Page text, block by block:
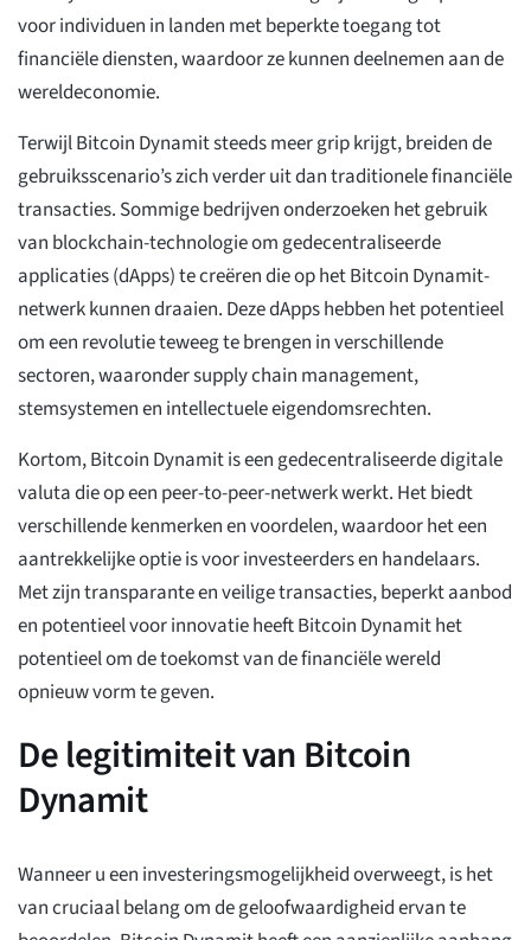
voor individuen in landen met beperkte toegang tot
financiële diensten, waardoor ze kunnen deelnemen aan de
wereldeconomie.
Terwijl Bitcoin Dynamit steeds meer grip krijgt, breiden de
gebruiksscenario’s zich verder uit dan traditionele financiële
transacties. Sommige bedrijven onderzoeken het gebruik
van blockchain-technologie om gedecentraliseerde
applicaties (dApps) te creëren die op het Bitcoin Dynamit-
netwerk kunnen draaien. Deze dApps hebben het potentieel
om een revolutie teweeg te brengen in verschillende
sectoren, waaronder supply chain management,
stemsystemen en intellectuele eigendomsrechten.
Kortom, Bitcoin Dynamit is een gedecentraliseerde digitale
valuta die op een peer-to-peer-netwerk werkt. Het biedt
verschillende kenmerken en voordelen, waardoor het een
aantrekkelijke optie is voor investeerders en handelaars.
Met zijn transparante en veilige transacties, beperkt aanbod
en potentieel voor innovatie heeft Bitcoin Dynamit het
potentieel om de toekomst van de financiële wereld
opnieuw vorm te geven.
De legitimiteit van Bitcoin
Dynamit
Wanneer u een investeringsmogelijkheid overweegt, is het
van cruciaal belang om de geloofwaardigheid ervan te